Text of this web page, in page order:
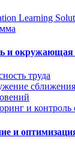
Learning
и окружающая
труда
и
и